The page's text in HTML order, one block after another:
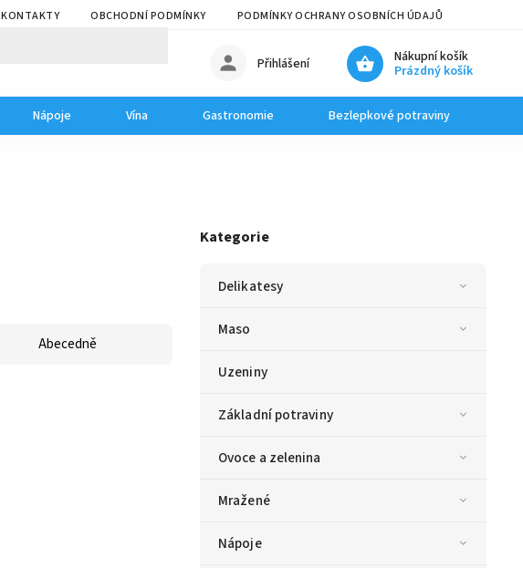
KONTAKTY OBCHODNÍ PODMÍNKY PODMÍNKY OCHRANY OSOBNÍCH ÚDAJŮ
Nákupní košík
Prázdný košík
Přihlášení
Nápoje Vína Gastronomie Bezlepkové potraviny
Kategorie
Delikatesy
Maso
Uzeniny
Základní potraviny
Ovoce a zelenina
Mražené
Nápoje
Abecedně